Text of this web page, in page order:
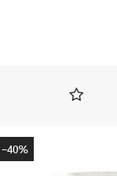
-40%